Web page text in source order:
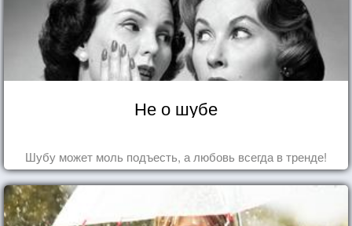
Не о шубе
Шубу может моль подъесть, а любовь всегда в тренде!